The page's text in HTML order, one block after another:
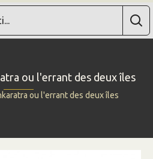
ou l'errant des deux îles
ou l'errant des deux îles